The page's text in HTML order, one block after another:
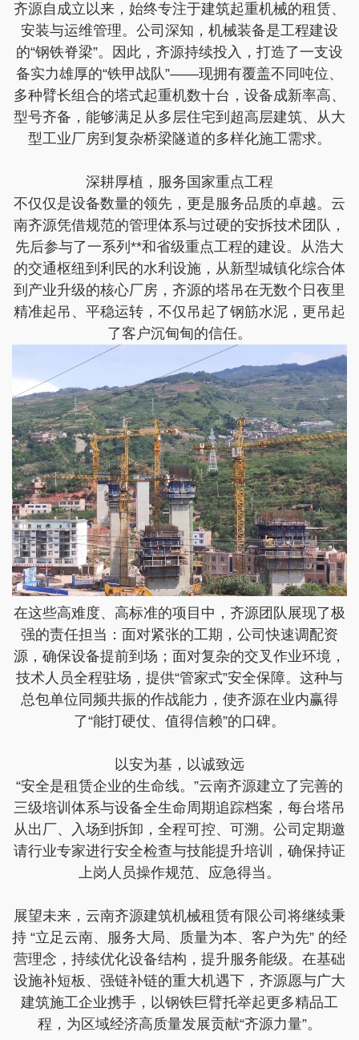
齐源自成立以来，始终专注于建筑起重机械的租赁、
安装与运维管理。公司深知，机械装备是工程建设
的“钢铁脊梁”。因此，齐源持续投入，打造了一支设
备实力雄厚的“铁甲战队”——现拥有覆盖不同吨位、
多种臂长组合的塔式起重机数十台，设备成新率高、
型号齐备，能够满足从多层住宅到超高层建筑、从大
型工业厂房到复杂桥梁隧道的多样化施工需求。
深耕厚植，服务国家重点工程
不仅仅是设备数量的领先，更是服务品质的卓越。云
南齐源凭借规范的管理体系与过硬的安拆技术团队，
先后参与了一系列**和省级重点工程的建设。从浩大
的交通枢纽到利民的水利设施，从新型城镇化综合体
到产业升级的核心厂房，齐源的塔吊在无数个日夜里
精准起吊、平稳运转，不仅吊起了钢筋水泥，更吊起
了客户沉甸甸的信任。
在这些高难度、高标准的项目中，齐源团队展现了极
强的责任担当：面对紧张的工期，公司快速调配资
源，确保设备提前到场；面对复杂的交叉作业环境，
技术人员全程驻场，提供“管家式”安全保障。这种与
总包单位同频共振的作战能力，使齐源在业内赢得
了“能打硬仗、值得信赖”的口碑。
以安为基，以诚致远
“安全是租赁企业的生命线。”云南齐源建立了完善的
三级培训体系与设备全生命周期追踪档案，每台塔吊
从出厂、入场到拆卸，全程可控、可溯。公司定期邀
请行业专家进行安全检查与技能提升培训，确保持证
上岗人员操作规范、应急得当。
展望未来，云南齐源建筑机械租赁有限公司将继续秉
持 “立足云南、服务大局、质量为本、客户为先” 的经
营理念，持续优化设备结构，提升服务能级。在基础
设施补短板、强链补链的重大机遇下，齐源愿与广大
建筑施工企业携手，以钢铁巨臂托举起更多精品工
程，为区域经济高质量发展贡献“齐源力量”。